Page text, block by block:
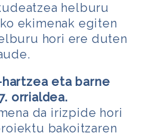
helburu
ekimenak egiten
hori ere duten
hartzea eta barne
orrialdea.
da irizpide hori
bakoitzaren